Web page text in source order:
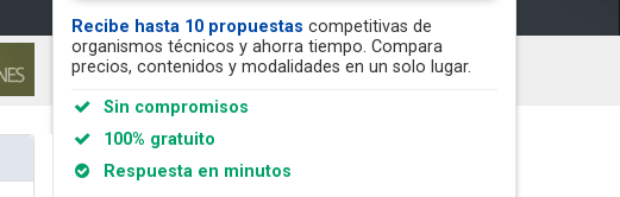
Recibe hasta 10 propuestas competitivas de
organismos técnicos y ahorra tiempo. Compara
precios, contenidos y modalidades en un solo lugar.
Sin compromisos
100% gratuito
Respuesta en minutos